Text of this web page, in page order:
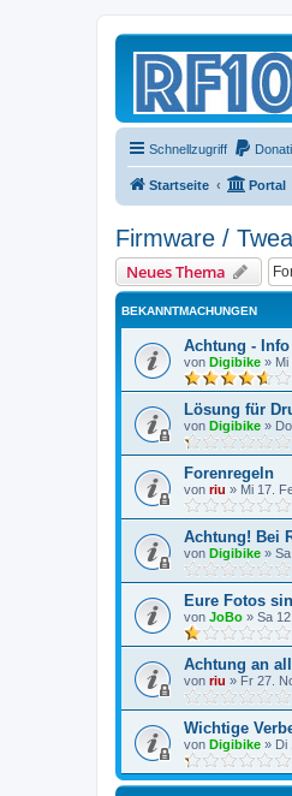
Schnellzugriff
Startseite Portal
Firmware /
Neues Thema
BEKANNTMACHUNGEN
Achtung -
von Digibike » Mi
Lösung für
von Digibike »
Forenregeln
von riu » Mi 17.
Achtung! Bei
von Digibike »
Eure Fotos
von JoBo » Sa
Achtung an
von riu » Fr 27.
Wichtige
von Digibike » Di